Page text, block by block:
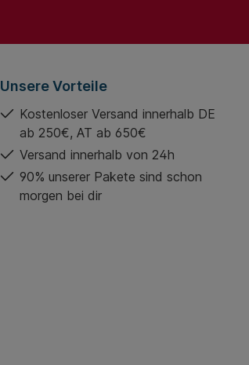
Unsere Vorteile
Kostenloser Versand innerhalb DE
ab 250€, AT ab 650€
Versand innerhalb von 24h
90% unserer Pakete sind schon
morgen bei dir